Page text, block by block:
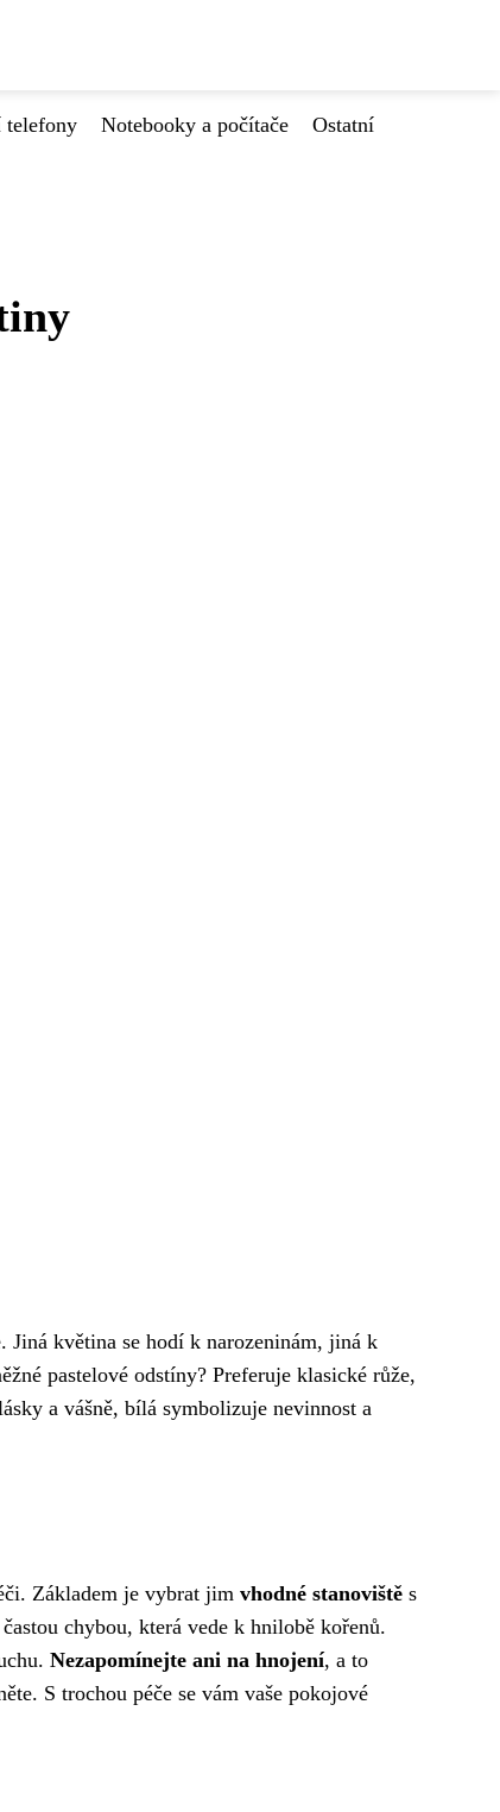
Notebooky a počítače
Ostatní
Jiná květina se hodí k narozeninám, jiná k
pastelové odstíny? Preferuje klasické růže,
a vášně, bílá symbolizuje nevinnost a
Základem je vybrat jim vhodné stanoviště s
chybou, která vede k hnilobě kořenů.
Nezapomínejte ani na hnojení, a to
S trochou péče se vám vaše pokojové